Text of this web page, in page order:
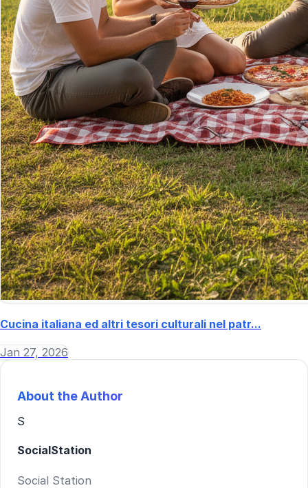
Cucina italiana ed altri tesori culturali nel patr...
Jan 27, 2026
About the Author
S
SocialStation
Social Station